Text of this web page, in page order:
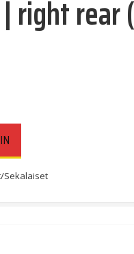
| right
Sekalaiset